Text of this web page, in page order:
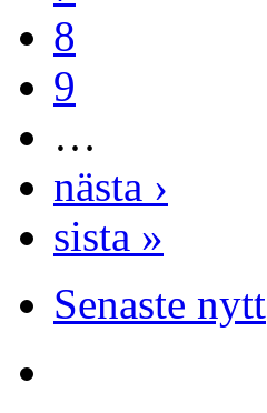
8
9
…
nästa ›
sista »
Senaste nytt